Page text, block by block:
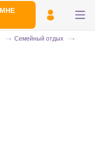
Семейный отдых